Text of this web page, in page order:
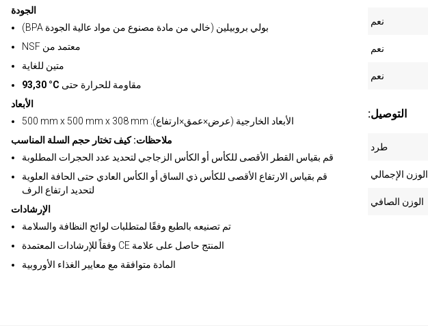
الجودة
(BPA بولي بروبيلين (خالي من مادة مصنوع من مواد عالية الجودة
NSF معتمد من
متين للغاية
93,30 °C مقاومة للحرارة حتى
الأبعاد
500 mm x 500 mm x 308 mm :الأبعاد الخارجية (عرض×عمق×ارتفاع)
ملاحظات: كيف تختار حجم السلة المناسب
قم بقياس القطر الأقصى للكأس أو الكأس الزجاجي لتحديد عدد الحجرات المطلوبة
قم بقياس الارتفاع الأقصى للكأس ذي الساق أو الكأس العادي حتى الحافة العلوية
لتحديد ارتفاع الرف
الإرشادات
تم تصنيعه بالطبع وفقًا لمتطلبات لوائح النظافة والسلامة
وفقاً للإرشادات المعتمدة CE المنتج حاصل على علامة
المادة متوافقة مع معايير الغذاء الأوروبية
نعم
نعم
نعم
:التوصيل
طرد
الوزن الإجمالي
الوزن الصافي